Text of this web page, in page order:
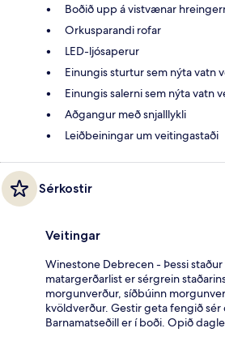
Boðið upp á vistvænar
Orkusparandi rofar
LED-ljósaperur
Einungis sturtur sem nýta vatn
Einungis salerni sem nýta vatn
Aðgangur með snjalllykli
Leiðbeiningar um veitingastaði
Sérkostir
Veitingar
Winestone Debrecen - Þessi
matargerðarlist er sérgrein
morgunverður, síðbúinn
kvöldverður. Gestir geta fengið sér
Barnamatseðill er í boði. Opið